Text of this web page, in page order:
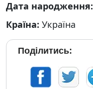
Дата народження:
Країна: Україна
Поділитись: